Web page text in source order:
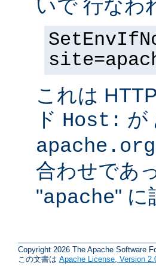
いで 行なわ
これは
ド Host: が
apache.org
合わせであ
"apache" に
Copyright 2026 The Apache Software
この文書は Apache License, Version